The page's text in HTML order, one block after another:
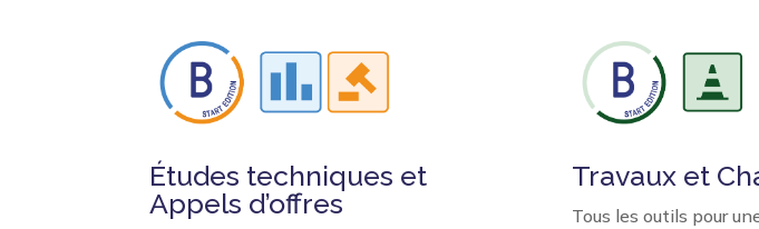
Études techniques et
Appels d’offres
Travaux et
Tous les outils pour